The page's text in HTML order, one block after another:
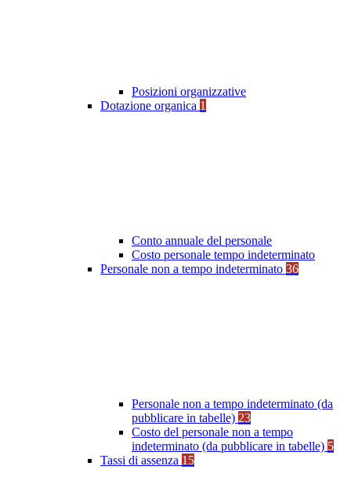
Posizioni organizzative
Dotazione organica 1
Conto annuale del personale
Costo personale tempo indeterminato
Personale non a tempo indeterminato 36
Personale non a tempo indeterminato (da
pubblicare in tabelle) 23
Costo del personale non a tempo
indeterminato (da pubblicare in tabelle) 5
Tassi di assenza 15